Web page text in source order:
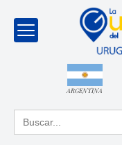
ARGENTINA
Buscar: